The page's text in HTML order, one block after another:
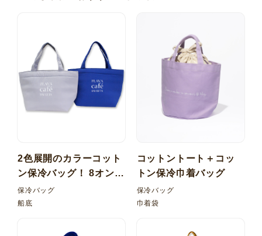
2色展開のカラーコット
ン保冷バッグ！ 8オンス
カラー 船底保冷バッグ
保冷バッグ
船底
コットントート＋コッ
トン保冷巾着バッグ
保冷バッグ
巾着袋